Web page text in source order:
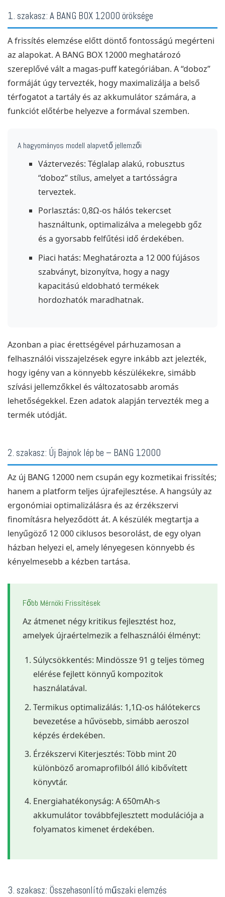
1. szakasz: A BANG BOX 12000 öröksége
A frissítés elemzése előtt döntő fontosságú megérteni
az alapokat. A BANG BOX 12000 meghatározó
szereplővé vált a magas-puff kategóriában. A “doboz”
formáját úgy tervezték, hogy maximalizálja a belső
térfogatot a tartály és az akkumulátor számára, a
funkciót előtérbe helyezve a formával szemben.
A hagyományos modell alapvető jellemzői
Váztervezés: Téglalap alakú, robusztus
“doboz” stílus, amelyet a tartósságra
terveztek.
Porlasztás: 0,8Ω-os hálós tekercset
használtunk, optimalizálva a melegebb gőz
és a gyorsabb felfűtési idő érdekében.
Piaci hatás: Meghatározta a 12 000 fújásos
szabványt, bizonyítva, hogy a nagy
kapacitású eldobható termékek
hordozhatók maradhatnak.
Azonban a piac érettségével párhuzamosan a
felhasználói visszajelzések egyre inkább azt jelezték,
hogy igény van a könnyebb készülékekre, simább
szívási jellemzőkkel és változatosabb aromás
lehetőségekkel. Ezen adatok alapján tervezték meg a
termék utódját.
2. szakasz: Új Bajnok lép be – BANG 12000
Az új BANG 12000 nem csupán egy kozmetikai frissítés;
hanem a platform teljes újrafejlesztése. A hangsúly az
ergonómiai optimalizálásra és az érzékszervi
finomításra helyeződött át. A készülék megtartja a
lenyűgöző 12 000 ciklusos besorolást, de egy olyan
házban helyezi el, amely lényegesen könnyebb és
kényelmesebb a kézben tartása.
Főbb Mérnöki Frissítések
Az átmenet négy kritikus fejlesztést hoz,
amelyek újraértelmezik a felhasználói élményt:
Súlycsökkentés: Mindössze 91 g teljes tömeg
elérése fejlett könnyű kompozitok
használatával.
Termikus optimalizálás: 1,1Ω-os hálótekercs
bevezetése a hűvösebb, simább aeroszol
képzés érdekében.
Érzékszervi Kiterjesztés: Több mint 20
különböző aromaprofilból álló kibővített
könyvtár.
Energiahatékonyság: A 650mAh-s
akkumulátor továbbfejlesztett modulációja a
folyamatos kimenet érdekében.
3. szakasz: Összehasonlító műszaki elemzés